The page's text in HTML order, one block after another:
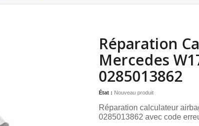
Réparation
Mercedes
0285013862
État : Nouveau produit
Réparation calculateur
0285013862 avec code